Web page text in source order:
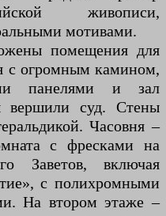
живописи,
мотивами.
помещения для
с огромным камином,
панелями и зал
вершили суд. Стены
Часовня –
с фресками на
Заветов, включая
с полихромными
На втором этаже –